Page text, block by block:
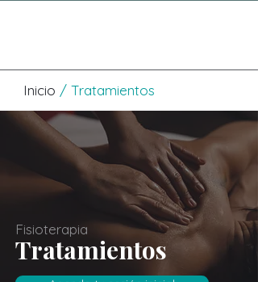
Inicio / Tratamientos
Fisioterapia
Tratamientos